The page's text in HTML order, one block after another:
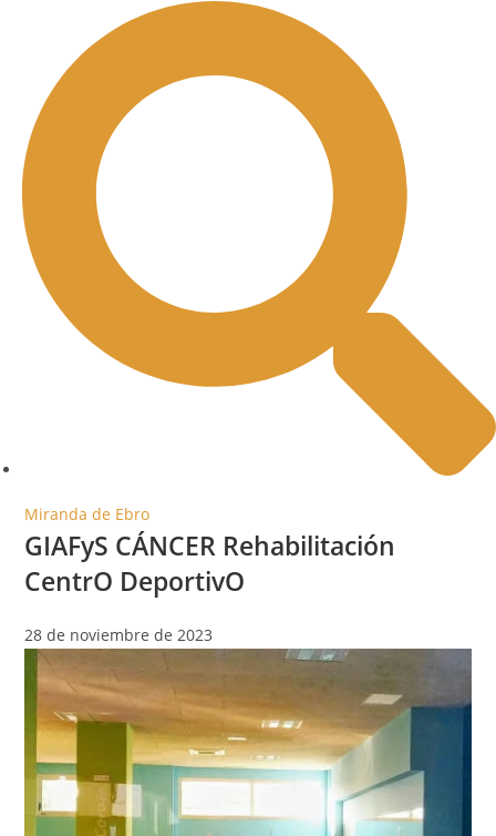
Miranda de Ebro
GIAFyS CÁNCER Rehabilitación
CentrO DeportivO
28 de noviembre de 2023